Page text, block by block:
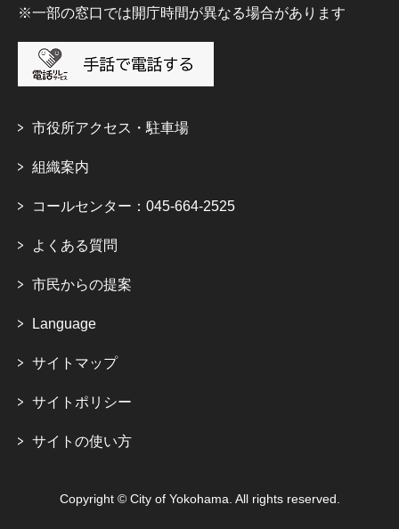
※一部の窓口では開庁時間が異なる場合があります
市役所アクセス・駐車場
組織案内
コールセンター：045-664-2525
よくある質問
市民からの提案
Language
サイトマップ
サイトポリシー
サイトの使い方
Copyright © City of Yokohama. All rights reserved.